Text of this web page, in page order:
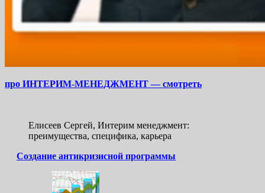
про ИНТЕРИМ-МЕНЕДЖМЕНТ — смотреть
Елисеев Сергей, Интерим менеджмент:
преимущества, специфика, карьера
Создание антикризисной программы